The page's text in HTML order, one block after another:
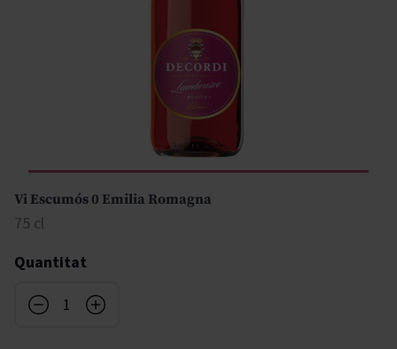
Vi Escumós 0 Emilia Romagna
75 cl
Quantitat